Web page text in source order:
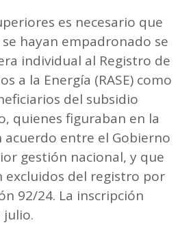
es necesario que
hayan empadronado se
individual al Registro de
a la Energía (RASE) como
del subsidio
quienes figuraban en la
entre el Gobierno
gestión nacional, y que
del registro por
92/24. La inscripción
julio.